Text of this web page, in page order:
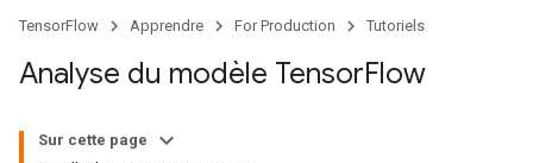
TensorFlow Apprendre For Production Tutoriels
Analyse du modèle TensorFlow
Sur cette page